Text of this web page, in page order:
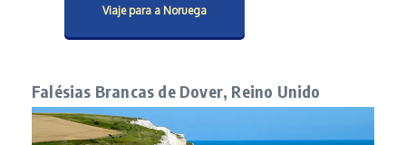
Viaje para a Noruega
Falésias Brancas de Dover, Reino Unido